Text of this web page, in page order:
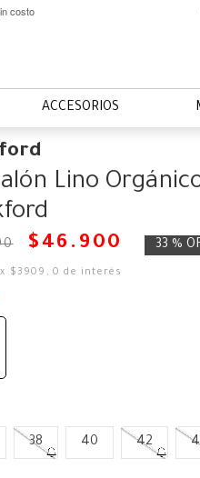
costo
ACCESORIOS
Lino
$ 46 . 900 33 %
x $ 3909 ,0 de interés
38 40 42